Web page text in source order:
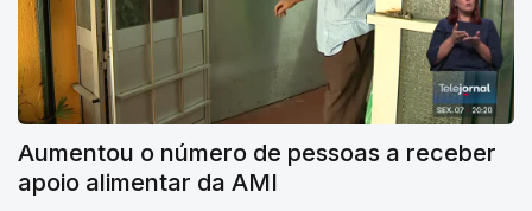
Aumentou o número de pessoas a receber
apoio alimentar da AMI